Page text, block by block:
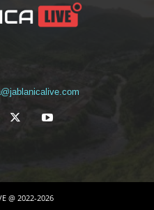
@ 2022-2026